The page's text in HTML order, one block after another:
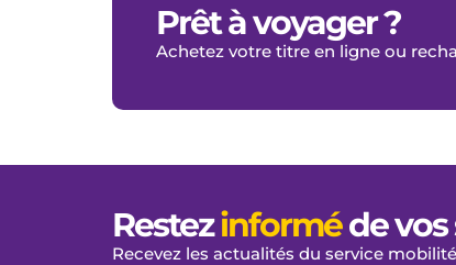
Prêt à voyager ?
Achetez votre titre en ligne ou
Restezinforméde vos
Recevez les actualités du service